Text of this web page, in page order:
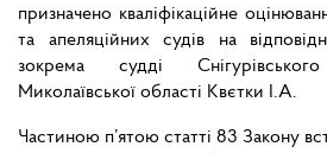
призначено кваліфікаційне
та апеляційних судів на
зокрема судді
Миколаївської області Квєтки І.А.
Частиною п’ятою статті 83 Закону